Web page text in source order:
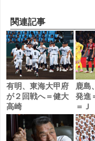
関連記事
有明、東海大甲府
が２回戦へ＝健大
高崎
鹿島
発進
＝Ｊ